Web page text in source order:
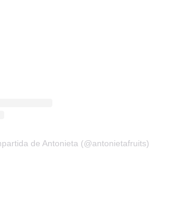
de Antonieta (@antonietafruits)